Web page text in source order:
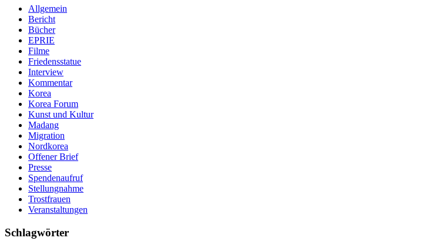
Allgemein
Bericht
Bücher
EPRIE
Filme
Friedensstatue
Interview
Kommentar
Korea
Korea Forum
Kunst und Kultur
Madang
Migration
Nordkorea
Offener Brief
Presse
Spendenaufruf
Stellungnahme
Trostfrauen
Veranstaltungen
Schlagwörter